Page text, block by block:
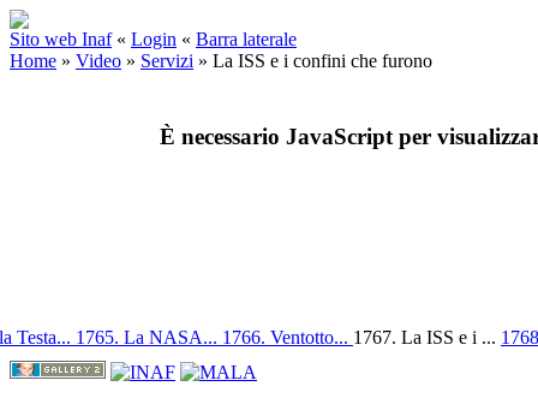
Sito web Inaf « Login « Barra laterale
Home » Video » Servizi » La ISS e i confini che furono
È necessario JavaScript per
Testa... 1765. La NASA... 1766. Ventotto... 1767. La ISS e i ...